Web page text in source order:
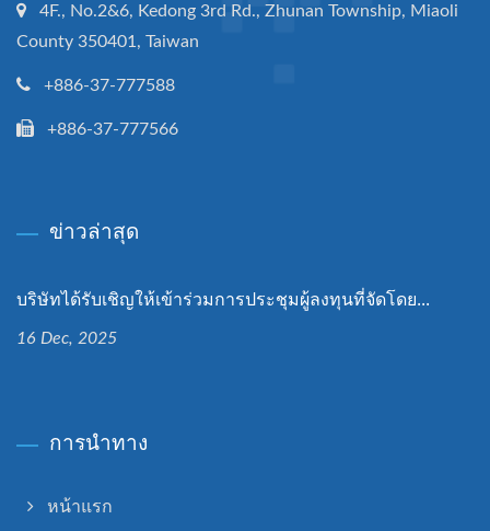
4F., No.2&6, Kedong 3rd Rd., Zhunan Township, Miaoli
County 350401, Taiwan
+886-37-777588
+886-37-777566
ข่าวล่าสุด
บริษัทได้รับเชิญให้เข้าร่วมการประชุมผู้ลงทุนที่จัดโดย...
16 Dec, 2025
การนำทาง
หน้าแรก